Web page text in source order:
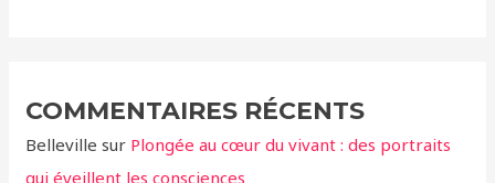
COMMENTAIRES RÉCENTS
Belleville sur Plongée au cœur du vivant : des portraits
qui éveillent les consciences